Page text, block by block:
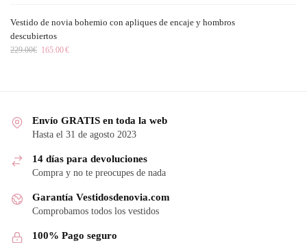
Vestido de novia bohemio con apliques de encaje y hombros
descubiertos
229.00€ 165.00€
Envío GRATIS en toda la web
Hasta el 31 de agosto 2023
14 días para devoluciones
Compra y no te preocupes de nada
Garantía Vestidosdenovia.com
Comprobamos todos los vestidos
100% Pago seguro